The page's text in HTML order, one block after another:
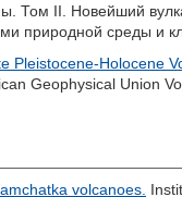
Том II. Новейший
природной среды
Pleistocene-Holocene
Geophysical Union
volcanoes.